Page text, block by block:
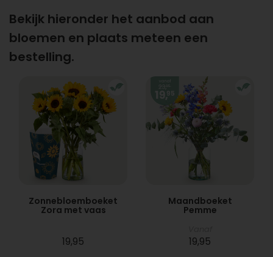
Bekijk hieronder het aanbod aan
bloemen en plaats meteen een
bestelling.
Zonnebloemboeket
Zora met vaas
19,95
Maandboeket
Pemme
19,95